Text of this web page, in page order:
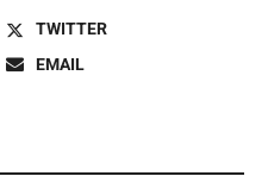
TWITTER
EMAIL